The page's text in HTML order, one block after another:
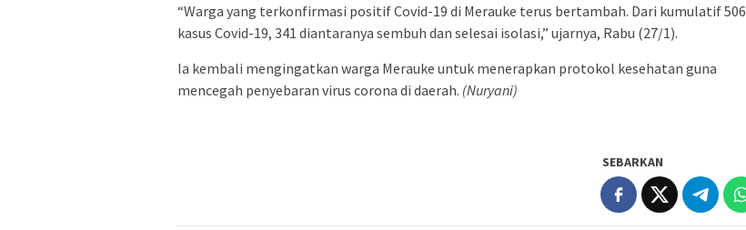
“Warga yang terkonfirmasi positif Covid-19 di Merauke terus bertambah. Dari kumulatif 506
kasus Covid-19, 341 diantaranya sembuh dan selesai isolasi,” ujarnya, Rabu (27/1).
Ia kembali mengingatkan warga Merauke untuk menerapkan protokol kesehatan guna
mencegah penyebaran virus corona di daerah. (Nuryani)
SEBARKAN